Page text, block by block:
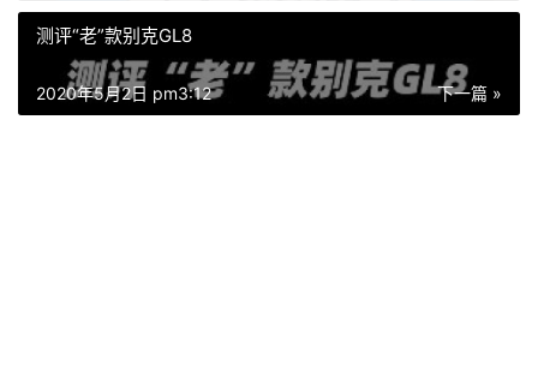
测评“老”款别克GL8
下一篇 »
2020年5月2日 pm3:12